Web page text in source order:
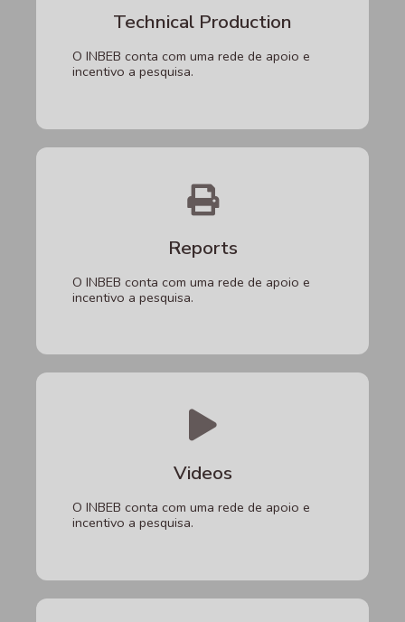
Technical Production
O INBEB conta com uma rede de apoio e
incentivo a pesquisa.
Reports
O INBEB conta com uma rede de apoio e
incentivo a pesquisa.
Videos
O INBEB conta com uma rede de apoio e
incentivo a pesquisa.